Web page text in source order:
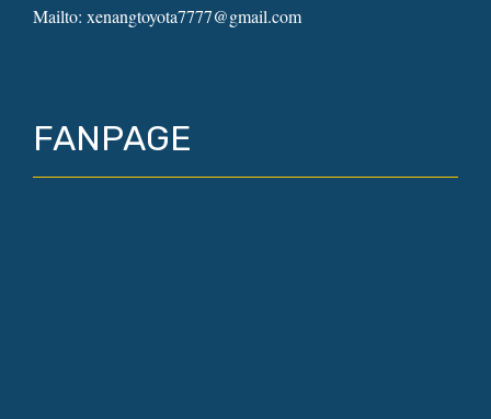
Mailto: xenangtoyota7777@gmail.com
FANPAGE